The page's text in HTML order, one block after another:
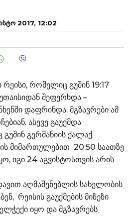
2017, 12:02
რეისი, რომელიც გუშინ 19:17
შეფერხდა –
დაფრინდა. მგზავრები ამ
ასევე გაუქმდა
გერმანიის ქალაქ
მიმართულებით 20:50 საათზე
იგი 24 აგვისტოსთვის არის
აღმაშენებლის სახელობის
რეისის გაუქმების მიზეზი
იყო და მგზავრებს